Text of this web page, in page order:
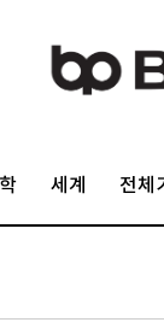
세계 전체